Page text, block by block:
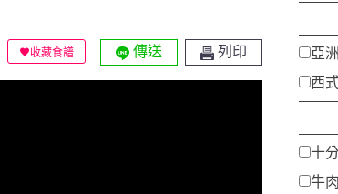
收藏食譜
傳送 列印
亞
西
十
牛